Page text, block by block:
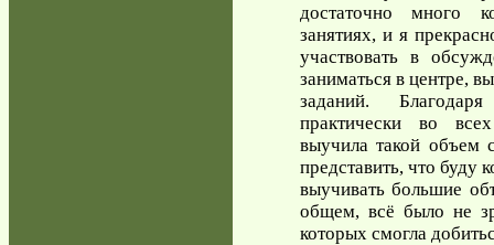
достаточно много
занятиях, и я
участвовать в
заниматься в центре,
заданий.
практически во
выучила такой объем
представить, что буду
выучивать большие
общем, всё было не
которых смогла